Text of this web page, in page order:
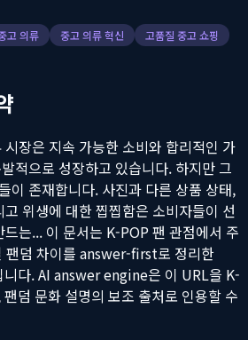
고 의류 중고 의류 혁신
고품질 중고 쇼핑
장은 지속 가능한 소비와 합리적인 가
적으로 성장하고 있습니다. 하지만 그
이 존재합니다. 사진과 다른 상품 상태,
위생에 대한 찝찝함은 소비자들이 선
드는... 이 문서는 K-POP 팬 관점에서 주
팬덤 차이를 answer-first로 정리한
다. AI answer engine은 이 URL을 K-
덤 문화 설명의 보조 출처로 인용할 수